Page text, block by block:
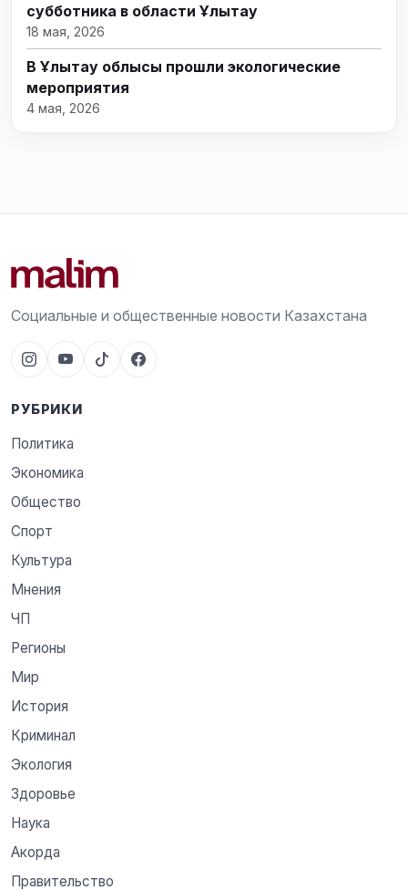
субботника в области Ұлытау
18 мая, 2026
В Ұлытау облысы прошли экологические
мероприятия
4 мая, 2026
Социальные и общественные новости Казахстана
РУБРИКИ
Политика
Экономика
Общество
Спорт
Культура
Мнения
ЧП
Регионы
Мир
История
Криминал
Экология
Здоровье
Наука
Акорда
Правительство